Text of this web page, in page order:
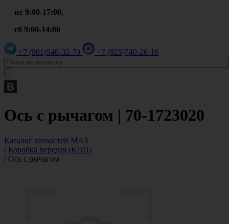
пт 9:00-17:00,
сб 9:00-14:00
+7 (901)546-32-70 +7 (925)740-26-16
Ось с рычагом | 70-1723020
Каталог запчастей МАЗ
/ Коробка передач (КПП)
/ Ось с рычагом